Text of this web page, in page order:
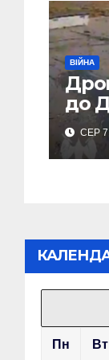
ВІЙНА
до
СЕР
Пн Вт